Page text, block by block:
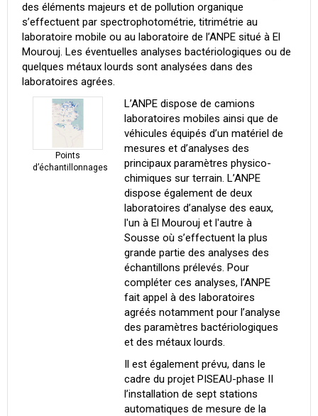
des éléments majeurs et de pollution organique
s’effectuent par spectrophotométrie, titrimétrie au
laboratoire mobile ou au laboratoire de l’ANPE situé à El
Mourouj. Les éventuelles analyses bactériologiques ou de
quelques métaux lourds sont analysées dans des
laboratoires agrées.
Points
d’échantillonnages
L’ANPE dispose de camions
laboratoires mobiles ainsi que de
véhicules équipés d’un matériel de
mesures et d’analyses des
principaux paramètres physico-
chimiques sur terrain. L’ANPE
dispose également de deux
laboratoires d’analyse des eaux,
l'un à El Mourouj et l'autre à
Sousse où s’effectuent la plus
grande partie des analyses des
échantillons prélevés. Pour
compléter ces analyses, l’ANPE
fait appel à des laboratoires
agréés notamment pour l’analyse
des paramètres bactériologiques
et des métaux lourds.
Il est également prévu, dans le
cadre du projet PISEAU-phase II
l’installation de sept stations
automatiques de mesure de la